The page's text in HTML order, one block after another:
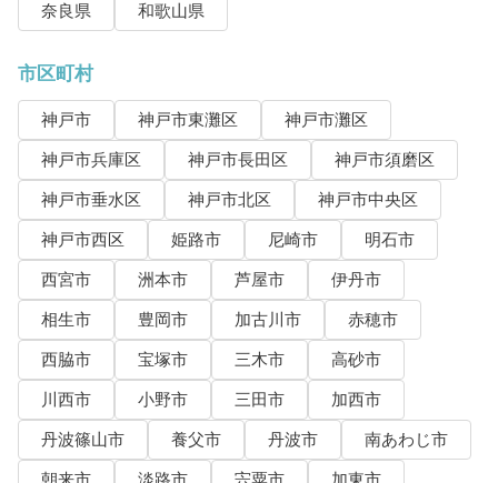
奈良県
和歌山県
市区町村
神戸市 神戸市東灘区
神戸市灘区
神戸市兵庫区
神戸市長田区
神戸市須磨区
神戸市垂水区
神戸市北区
神戸市中央区
神戸市西区
姫路市 尼崎市
明石市
西宮市
洲本市 芦屋市
伊丹市
相生市
豊岡市 加古川市
赤穂市
西脇市
宝塚市 三木市
高砂市
川西市
小野市 三田市
加西市
丹波篠山市
養父市 丹波市
南あわじ市